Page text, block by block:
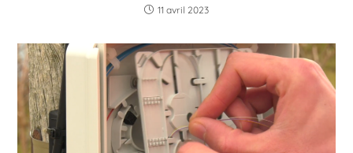
11 avril 2023